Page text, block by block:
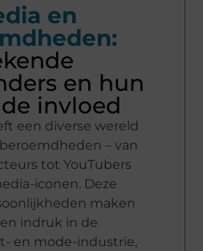
en
en hun
invloed
een diverse wereld
– van
tot YouTubers
iconen. Deze
maken
indruk in de
en mode-industrie,